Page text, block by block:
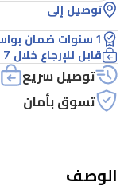
هائلة
تصل
إلى
15,000
باسكال
ثنائي
توصيل إلى
1 سنوات ضمان بواسطة IT Lobby ECO
قابل للإرجاع خلال 7 أيام
توصيل سريع
تسوق بأمان
الوصف